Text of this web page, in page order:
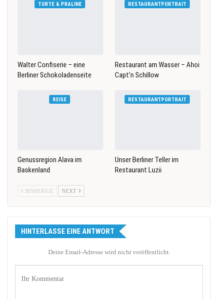
TORTE & PRALINE
Walter Confiserie – eine
Berliner Schokoladenseite
RESTAURANTPORTRAIT
Restaurant am Wasser – Ahoi
Capt’n Schillow
REISE
Genussregion Alava im
Baskenland
RESTAURANTPORTRAIT
Unser Berliner Teller im
Restaurant Luzii
BISHERIGE NEXT
HINTERLASSE EINE ANTWORT
Deine Email-Adresse wird nicht veröffentlicht.